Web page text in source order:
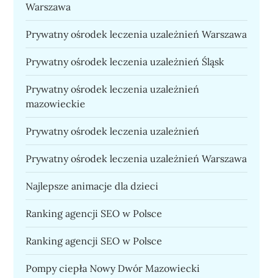
Warszawa
Prywatny ośrodek leczenia uzależnień Warszawa
Prywatny ośrodek leczenia uzależnień Śląsk
Prywatny ośrodek leczenia uzależnień
mazowieckie
Prywatny ośrodek leczenia uzależnień
Prywatny ośrodek leczenia uzależnień Warszawa
Najlepsze animacje dla dzieci
Ranking agencji SEO w Polsce
Ranking agencji SEO w Polsce
Pompy ciepła Nowy Dwór Mazowiecki